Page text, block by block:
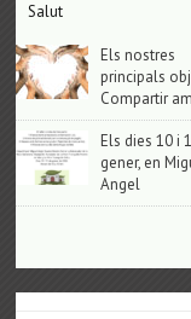
Salut
Els nostres
principals
Compartir
Els dies 10 i
gener, en
Angel